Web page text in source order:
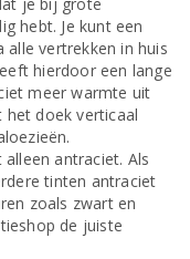
hebt. Je kunt een
vertrekken in huis
hierdoor een lange
meer warmte uit
het doek verticaal
antraciet. Als
tinten antraciet
zoals zwart en
de juiste